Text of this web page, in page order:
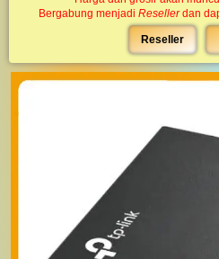
Bergabung menjadi Resellerdan
Reseller